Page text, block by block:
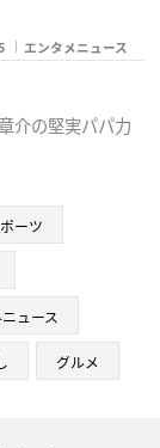
エンタメニュース
介の堅実パパ力「
ーツ
ュース
グルメ